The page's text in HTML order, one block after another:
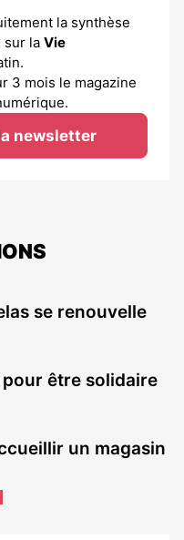
la synthèse
sur la Vie
3 mois le magazine
newsletter
se renouvelle
pour être solidaire
un magasin